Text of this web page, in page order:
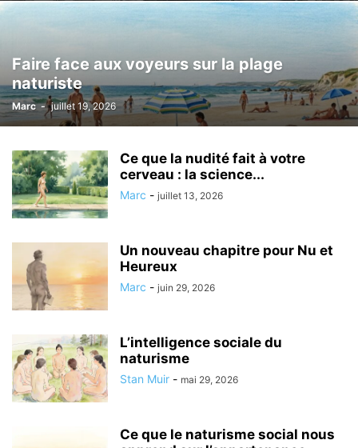
Faire face aux voyeurs sur la plage
naturiste
Marc - juillet 19, 2026
Ce que la nudité fait à votre
cerveau : la science...
Marc - juillet 13, 2026
Un nouveau chapitre pour Nu et
Heureux
Marc - juin 29, 2026
L’intelligence sociale du
naturisme
Stan Muir - mai 29, 2026
Ce que le naturisme social nous